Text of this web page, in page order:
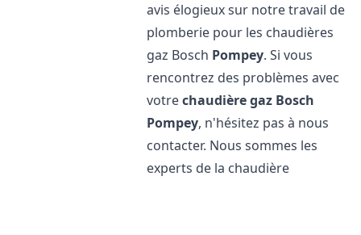
avis élogieux sur notre travail de
plomberie pour les chaudières
gaz Bosch Pompey. Si vous
rencontrez des problèmes avec
votrechaudière gaz Bosch
Pompey, n'hésitez pas à nous
contacter. Nous sommes les
experts de la chaudière